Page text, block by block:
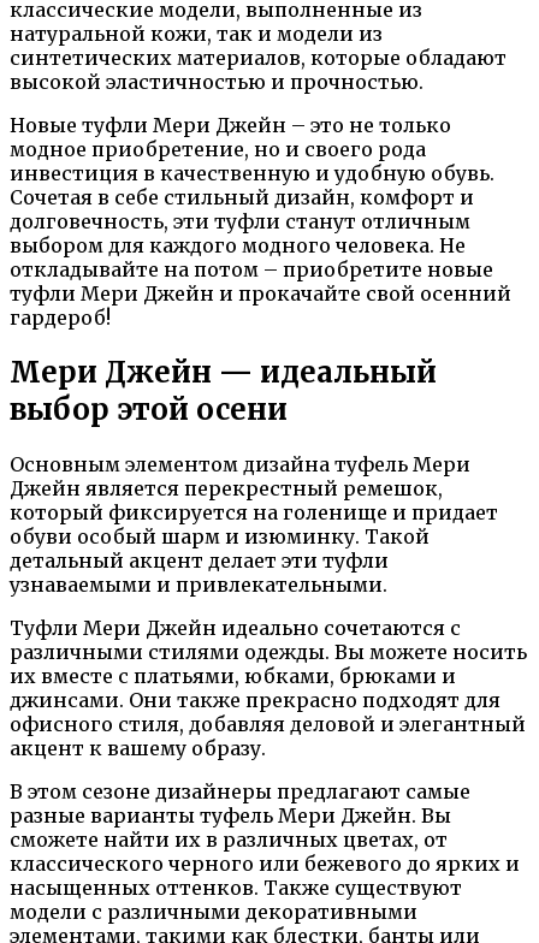
классические модели, выполненные из
натуральной кожи, так и модели из
синтетических материалов, которые обладают
высокой эластичностью и прочностью.
Новые туфли Мери Джейн – это не только
модное приобретение, но и своего рода
инвестиция в качественную и удобную обувь.
Сочетая в себе стильный дизайн, комфорт и
долговечность, эти туфли станут отличным
выбором для каждого модного человека. Не
откладывайте на потом – приобретите новые
туфли Мери Джейн и прокачайте свой осенний
гардероб!
Мери Джейн — идеальный
выбор этой осени
Основным элементом дизайна туфель Мери
Джейн является перекрестный ремешок,
который фиксируется на голенище и придает
обуви особый шарм и изюминку. Такой
детальный акцент делает эти туфли
узнаваемыми и привлекательными.
Туфли Мери Джейн идеально сочетаются с
различными стилями одежды. Вы можете носить
их вместе с платьями, юбками, брюками и
джинсами. Они также прекрасно подходят для
офисного стиля, добавляя деловой и элегантный
акцент к вашему образу.
В этом сезоне дизайнеры предлагают самые
разные варианты туфель Мери Джейн. Вы
сможете найти их в различных цветах, от
классического черного или бежевого до ярких и
насыщенных оттенков. Также существуют
модели с различными декоративными
элементами, такими как блестки, банты или